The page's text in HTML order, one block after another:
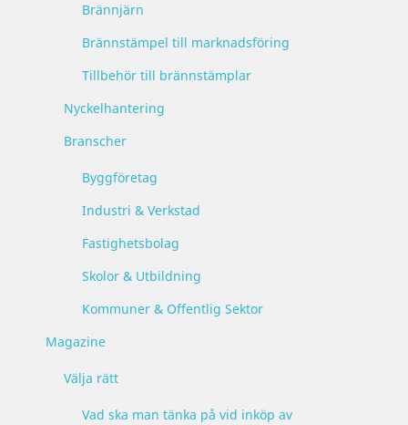
Brännjärn
Brännstämpel till marknadsföring
Tillbehör till brännstämplar
Nyckelhantering
Branscher
Byggföretag
Industri & Verkstad
Fastighetsbolag
Skolor & Utbildning
Kommuner & Offentlig Sektor
Magazine
Välja rätt
Vad ska man tänka på vid inköp av